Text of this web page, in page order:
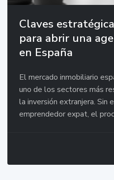
Claves
para abrir una
en España
El mercado inmobiliario
uno de los sectores más
la inversión extranjera. Sin
emprendedor expat, el